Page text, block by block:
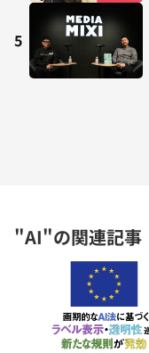
"AI"の関連記事
5